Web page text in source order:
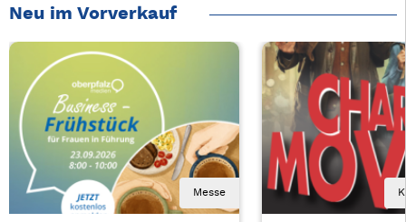
Neu im Vorverkauf
Messe